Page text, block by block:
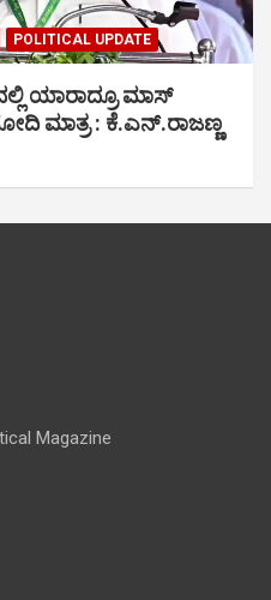
POLITICAL UPDATE
ಯಾರಾದ್ರೂ ಮಾಸ್
ಮಾತ್ರ : ಕೆ.ಎನ್.ರಾಜಣ್ಣ
Magazine